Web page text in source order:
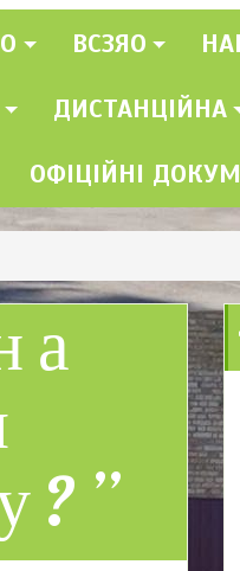
ВСЗЯО
ДИСТАНЦІЙНА
ОФІЦІЙНІ